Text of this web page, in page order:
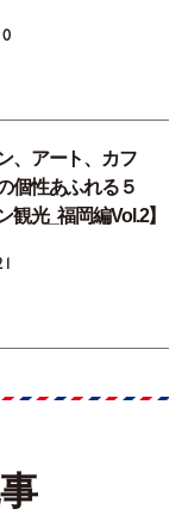
、アート、カフ
性あふれる５
光_福岡編Vol.2】